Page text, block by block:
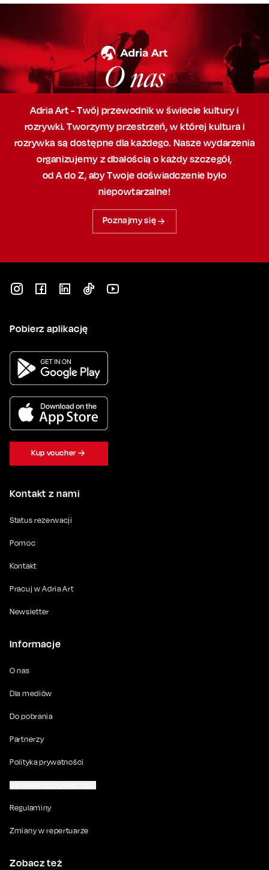
O nas
Adria Art - Twój przewodnik w świecie kultury i
rozrywki. Tworzymy przestrzeń,w której kultura i
rozrywka są dostępne dla każdego. Nasze wydarzenia
organizujemy z dbałością o każdy szczegół,
od A do Z, abyTwoje doświadczenie było
niepowtarzalne!
Poznajmy się
Kontakt z nami
Status rezerwacji
Pomoc
Kontakt
Pracuj w Adria Art
Newsletter
Informacje
O nas
Dla mediów
Do pobrania
Partnerzy
Polityka prywatności
Regulaminy
Zmiany w repertuarze
Zobacz też
Pobierz aplikację
Kup voucher